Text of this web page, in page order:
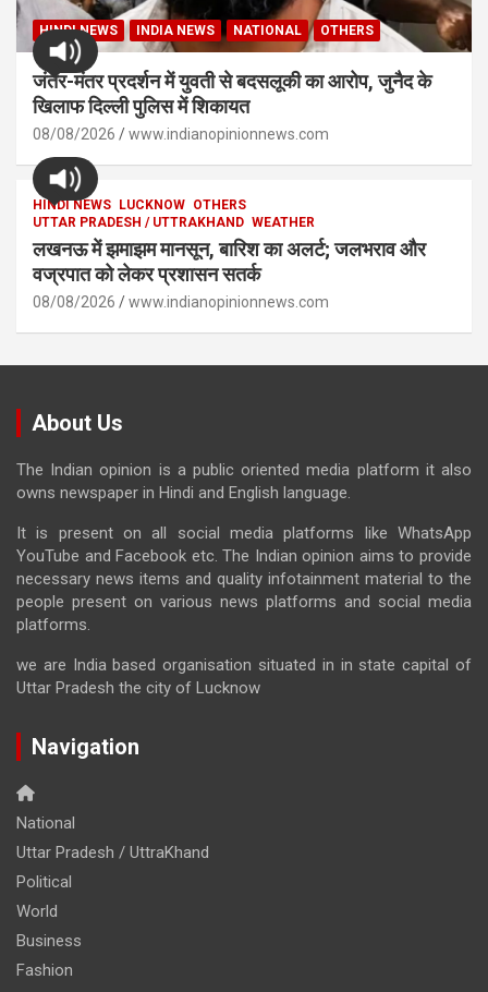
HINDI NEWS INDIA NEWS NATIONAL OTHERS
जंतर-मंतर प्रदर्शन में युवती से बदसलूकी का आरोप, जुनैद के
खिलाफ दिल्ली पुलिस में शिकायत
08/08/2026 www.indianopinionnews.com
HINDI NEWS LUCKNOW OTHERS
UTTAR PRADESH / UTTRAKHAND WEATHER
लखनऊ में झमाझम मानसून, बारिश का अलर्ट; जलभराव और
वज्रपात को लेकर प्रशासन सतर्क
08/08/2026 www.indianopinionnews.com
About Us
The Indian opinion is a public oriented media platform it also
owns newspaper in Hindi and English language.
It is present on all social media platforms like WhatsApp
YouTube and Facebook etc. The Indian opinion aims to provide
necessary news items and quality infotainment material to the
people present on various news platforms and social media
platforms.
we are India based organisation situated in in state capital of
Uttar Pradesh the city of Lucknow
Navigation
National
Uttar Pradesh / UttraKhand
Political
World
Business
Fashion